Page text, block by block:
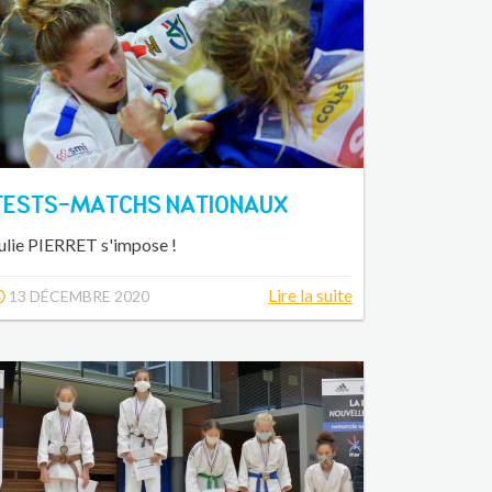
MATCHS NATIONAUX
PIERRET s'impose !
13 DÉCEMBRE 2020 Lire la suite